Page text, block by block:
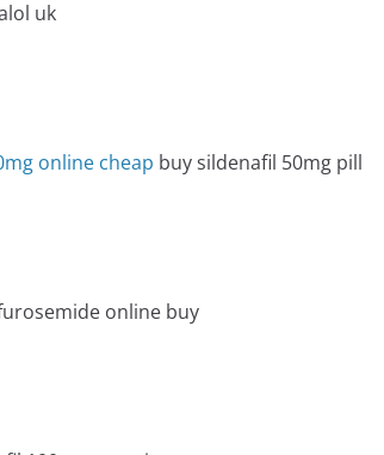
uk
online cheap buy sildenafil 50mg pill
online buy